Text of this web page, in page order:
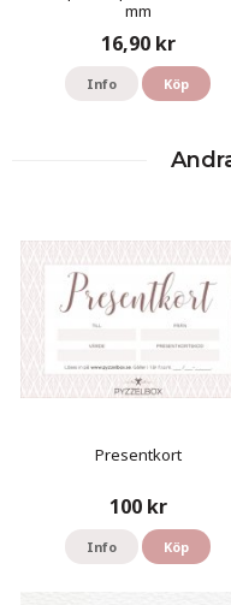
mm
16,90 kr
Info Köp
Presentkort
100 kr
Info Köp